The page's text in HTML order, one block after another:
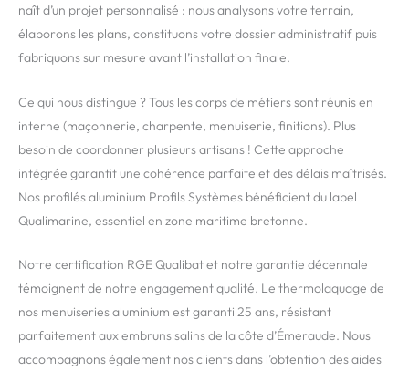
naît d’un projet personnalisé : nous analysons votre terrain,
élaborons les plans, constituons votre dossier administratif puis
fabriquons sur mesure avant l’installation finale.
Ce qui nous distingue ? Tous les corps de métiers sont réunis en
interne (maçonnerie, charpente, menuiserie, finitions). Plus
besoin de coordonner plusieurs artisans ! Cette approche
intégrée garantit une cohérence parfaite et des délais maîtrisés.
Nos profilés aluminium Profils Systèmes bénéficient du label
Qualimarine, essentiel en zone maritime bretonne.
Notre certification RGE Qualibat et notre garantie décennale
témoignent de notre engagement qualité. Le thermolaquage de
nos menuiseries aluminium est garanti 25 ans, résistant
parfaitement aux embruns salins de la côte d’Émeraude. Nous
accompagnons également nos clients dans l’obtention des aides